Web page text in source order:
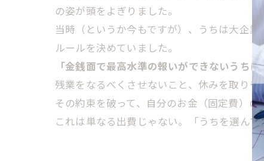
の姿が頭をよぎりました。
当時（というか今もですが）、うちは大企
ルールを決めていました。
「金銭面で最高水準の報いができないうち
残業をなるべくさせないこと、休みを取りや
その約束を破って、自分のお金（固定費）
これは単なる出費じゃない。「うちを選ん